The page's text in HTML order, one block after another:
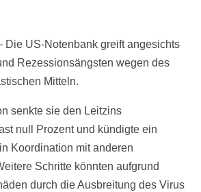
Die US-Notenbank greift angesichts
Rezessionsängsten wegen des
Mitteln.
senkte sie den Leitzins
null Prozent und kündigte ein
Koordination mit anderen
Schritte könnten aufgrund
durch die Ausbreitung des Virus